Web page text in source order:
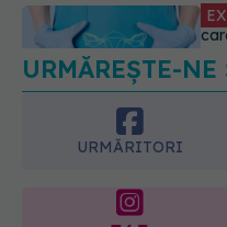
URMĂREȘTE-
URMĂRITORI
URMĂRITORI